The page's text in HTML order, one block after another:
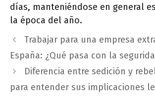
días, manteniéndose en general
la época del año.
Trabajar para una empresa
España: ¿Qué pasa con la
Diferencia entre sedición y
para entender sus implicaciones